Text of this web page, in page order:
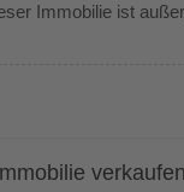
Immobilie ist